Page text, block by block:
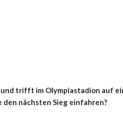
trifft im Olympiastadion auf
nächsten Sieg einfahren?